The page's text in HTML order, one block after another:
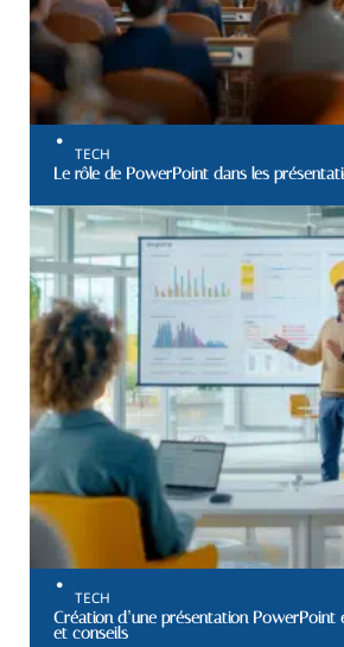
TECH
Le rôle de PowerPoint dans les
TECH
Création d’une présentation PowerPoint
et conseils